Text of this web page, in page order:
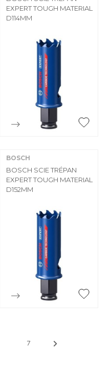
EXPERT TOUGH MATERIAL
D114MM
BOSCH
BOSCH SCIE TRÉPAN
EXPERT TOUGH MATERIAL
D152MM
7